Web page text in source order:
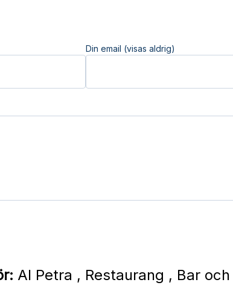
Din email (visas aldrig)
Al Petra , Restaurang , Bar och